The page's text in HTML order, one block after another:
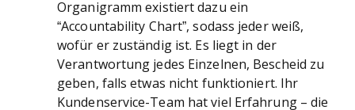
Organigramm existiert dazu ein
“Accountability Chart”, sodass jeder weiß,
wofür er zuständig ist. Es liegt in der
Verantwortung jedes Einzelnen, Bescheid zu
geben, falls etwas nicht funktioniert. Ihr
Kundenservice-Team hat viel Erfahrung – die